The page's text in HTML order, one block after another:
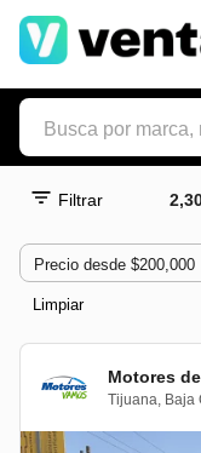
Filtrar
Precio desde $200,000
Limpiar
Motores
Tijuana Baja